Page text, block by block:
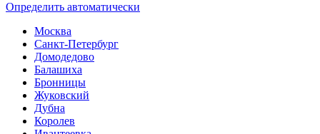
Определить автоматически
Москва
Санкт-Петербург
Домодедово
Балашиха
Бронницы
Жуковский
Дубна
Королев